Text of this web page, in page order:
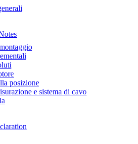
posizione
e sistema di cavo